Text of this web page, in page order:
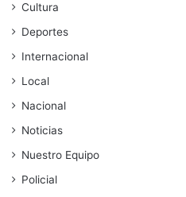
Cultura
Deportes
Internacional
Local
Nacional
Noticias
Nuestro Equipo
Policial